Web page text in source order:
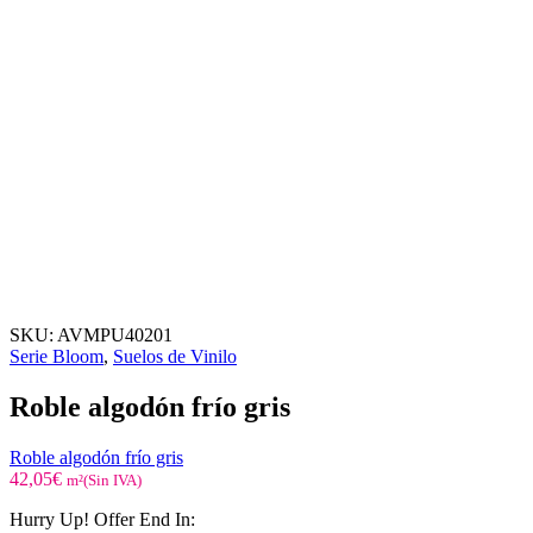
SKU: AVMPU40201
Serie Bloom, Suelos de Vinilo
Roble algodón frío gris
Roble algodón frío gris
42,05€ m²(Sin IVA)
Hurry Up! Offer End In: